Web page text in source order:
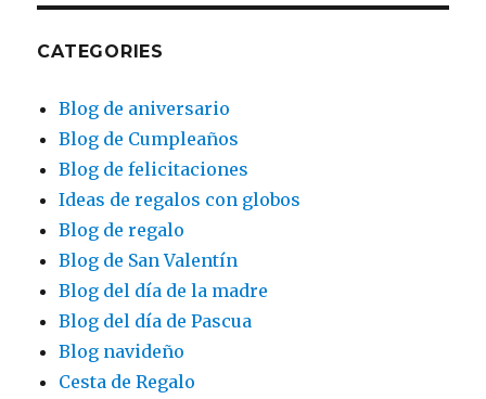
CATEGORIES
Blog de aniversario
Blog de Cumpleaños
Blog de felicitaciones
Ideas de regalos con globos
Blog de regalo
Blog de San Valentín
Blog del día de la madre
Blog del día de Pascua
Blog navideño
Cesta de Regalo